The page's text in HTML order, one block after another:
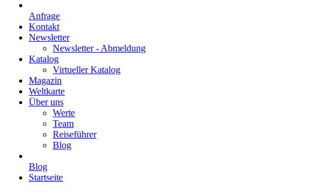
Anfrage
Kontakt
Newsletter
Newsletter - Abmeldung
Katalog
Virtueller Katalog
Magazin
Weltkarte
Über uns
Werte
Team
Reiseführer
Blog
Blog
Startseite